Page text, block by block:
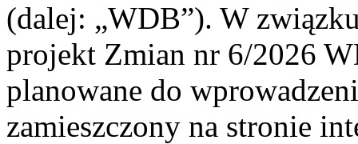
(dalej: „WDB”). W
projekt Zmian nr 6/2026
planowane do
zamieszczony na stronie